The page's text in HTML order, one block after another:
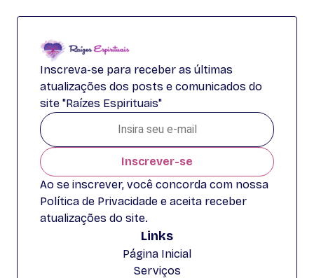
Inscreva-se para receber as últimas
atualizações dos posts e comunicados do
site "Raízes Espirituais"
Inscrever-se
Ao se inscrever, você concorda com nossa
Política de Privacidade e aceita receber
atualizações do site.
Links
Página Inicial
Serviços